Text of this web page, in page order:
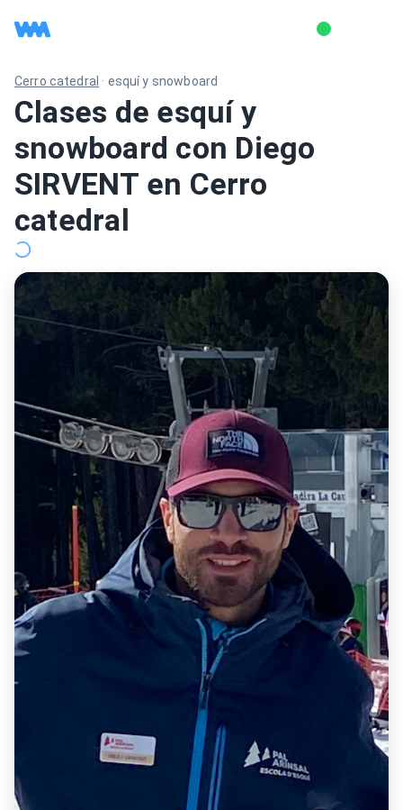
Cerro catedral · esquí y snowboard
Clases de esquí y
snowboard con Diego
SIRVENT en Cerro
catedral